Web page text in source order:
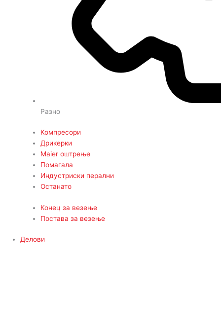
Разно
Компресори
Дрикерки
Maier оштрење
Помагала
Индустриски перални
Останато
Конец за везење
Постава за везење
Делови